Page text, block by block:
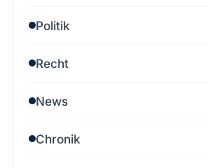
Politik
Recht
News
Chronik